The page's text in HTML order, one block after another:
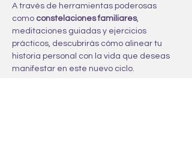
A través de herramientas poderosas
como constelaciones familiares,
meditaciones guiadas y ejercicios
prácticos, descubrirás cómo alinear tu
historia personal con la vida que deseas
manifestar en este nuevo ciclo.